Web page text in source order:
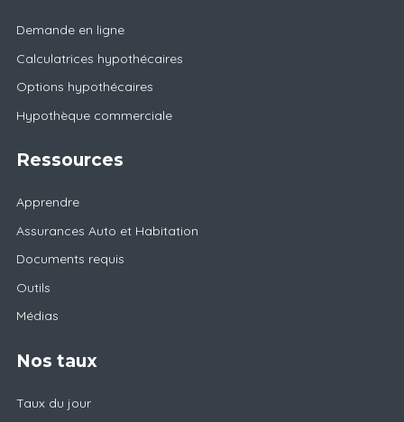
Demande en ligne
Calculatrices hypothécaires
Options hypothécaires
Hypothèque commerciale
Ressources
Apprendre
Assurances Auto et Habitation
Documents requis
Outils
Médias
Nos taux
Taux du jour